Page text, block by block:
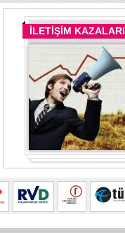
İLETİŞİM KAZALARI